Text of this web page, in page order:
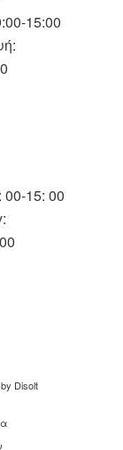
15:00
00-15: 00
Disolt